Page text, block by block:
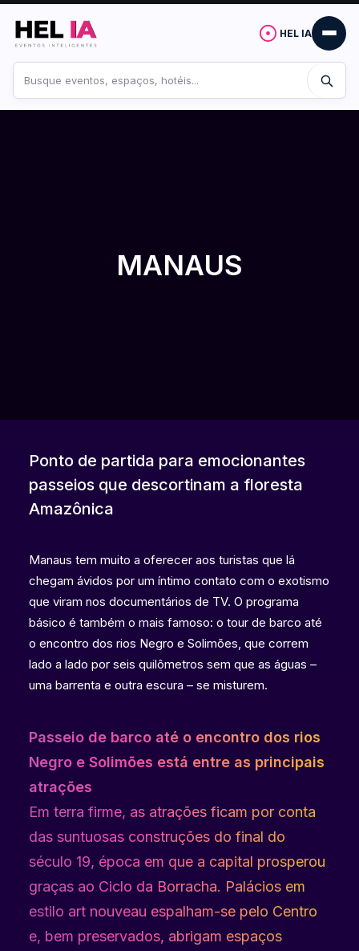
HEL IA
no
site
MANAUS
Ponto de partida para emocionantes
passeios que descortinam a floresta
Amazônica
Manaus tem muito a oferecer aos turistas que lá
chegam ávidos por um íntimo contato com o exotismo
que viram nos documentários de TV. O programa
básico é também o mais famoso: o tour de barco até
o encontro dos rios Negro e Solimões, que correm
lado a lado por seis quilômetros sem que as águas –
uma barrenta e outra escura – se misturem.
Passeio de barco até o encontro dos rios
Negro e Solimões está entre as principais
atrações
Em terra firme, as atrações ficam por conta
das suntuosas construções do final do
século 19, época em que a capital prosperou
graças ao Ciclo da Borracha. Palácios em
estilo art nouveau espalham-se pelo Centro
e, bem preservados, abrigam espaços